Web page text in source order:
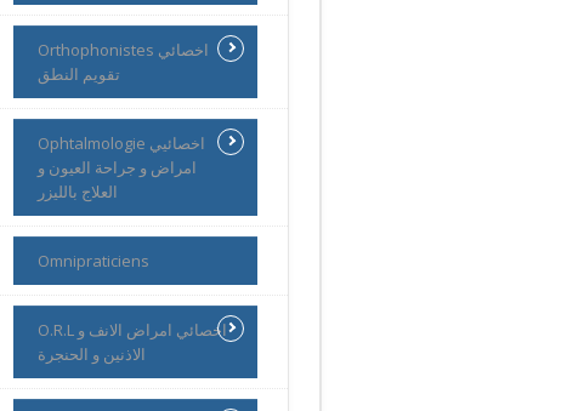
Orthophonistes اخصائي
تقويم النطق
Ophtalmologie اخصائيي
امراض و جراحة العيون و
العلاج بالليزر
Omnipraticiens
O.R.L اخصائي امراض الانف و
الاذنين و الحنجرة